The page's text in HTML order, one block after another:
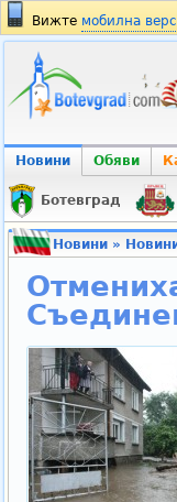
Вижте мобилна
Новини Обяви
Ботевград
Новини»